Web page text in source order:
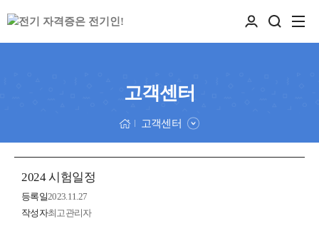
고객센터
고객센터
2024 시험일정
등록일2023.11.27
작성자최고관리자